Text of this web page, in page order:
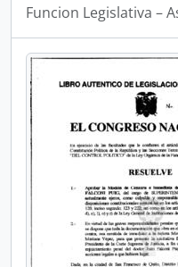
Funcion Legislativa –